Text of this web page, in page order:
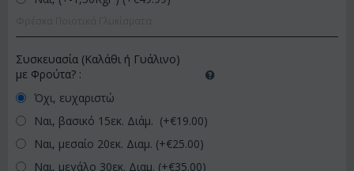
Συσκευασία (Καλάθι ή Γυάλινο)
με Φρούτα? :
Όχι, ευχαριστώ
Ναι, βασικό 15εκ. Διάμ. (+€19.00)
Ναι, μεσαίο 20εκ. Διαμ. (+€25.00)
Ναι, μεγάλο 30εκ. Διαμ. (+€35.00)